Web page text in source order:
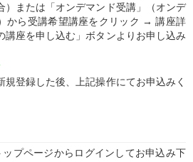
）または「オンデマンド受講」（オンデ
から受講希望講座をクリック → 講座詳
講座を申し込む」ボタンよりお申し込み
規登録した後、上記操作にてお申込みく
プページからログインしてお申込み下